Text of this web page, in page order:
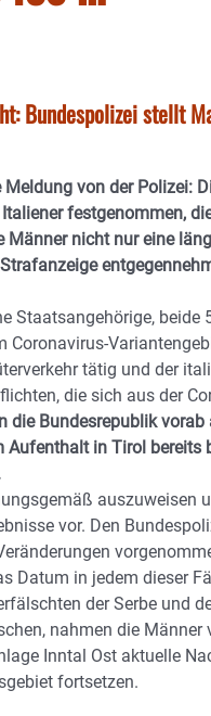
Bundespolizei stellt
von der Polizei:
festgenommen,
nicht nur eine
Staatsangehörige,
Coronavirus-
tätig und der
die sich aus der
die Bundesrepublik
in Tirol bereits
auszuweisen
vor. Den
Datum in jedem dieser
der Serbe und
nahmen die
Inntal Ost aktuelle
fortsetzen.